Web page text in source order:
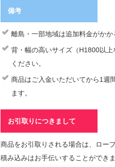
備考
離島・一部地域は追加料金がかか
背・幅の高いサイズ（H1800以
ください。
商品はご入金いただいてから1週
ます。
お引取りにつきまして
商品をお引取りされる場合は、ロー
積み込みはお手伝いすることができま